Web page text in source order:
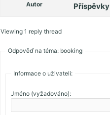
Autor Příspěvky
Viewing 1 reply thread
Odpověď na téma: booking
Informace o uživateli:
Jméno (vyžadováno):